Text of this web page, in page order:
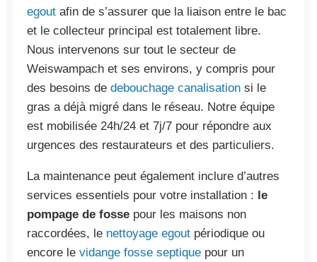
egout afin de s’assurer que la liaison entre le bac
et le collecteur principal est totalement libre.
Nous intervenons sur tout le secteur de
Weiswampach et ses environs, y compris pour
des besoins de debouchage canalisation si le
gras a déjà migré dans le réseau. Notre équipe
est mobilisée 24h/24 et 7j/7 pour répondre aux
urgences des restaurateurs et des particuliers.
La maintenance peut également inclure d’autres
services essentiels pour votre installation : le
pompage de fosse pour les maisons non
raccordées, le nettoyage egout périodique ou
encore le vidange fosse septique pour un